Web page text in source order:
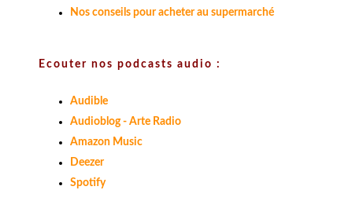
Nos conseils pour acheter au supermarché
Ecouter nos podcasts audio :
Audible
Audioblog - Arte Radio
Amazon Music
Deezer
Spotify